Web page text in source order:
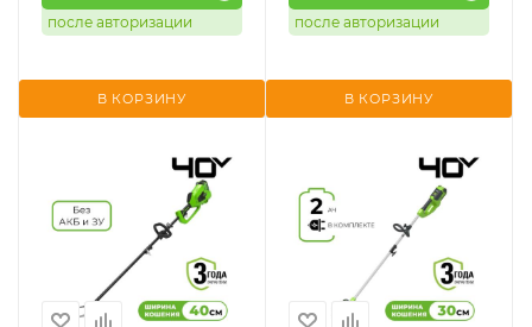
после авторизации
В КОРЗИНУ
после авторизации
В КОРЗИНУ